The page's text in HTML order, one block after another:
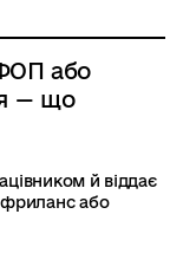
або
— що
й віддає
фриланс або